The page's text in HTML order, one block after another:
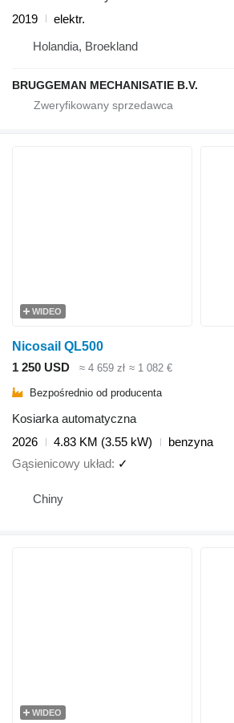
2019
elektr.
Holandia, Broekland
BRUGGEMAN MECHANISATIE B.V.
WIDEO
Nicosail QL500
1 250 USD
≈ 4 659 zł ≈ 1 082 €
Bezpośrednio od producenta
Kosiarka automatyczna
2026
4.83 KM (3.55 kW)
benzyna
Gąsienicowy układ ✓
Chiny
WIDEO